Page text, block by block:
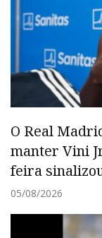
O Real
manter Vini
feira
05/08/2026